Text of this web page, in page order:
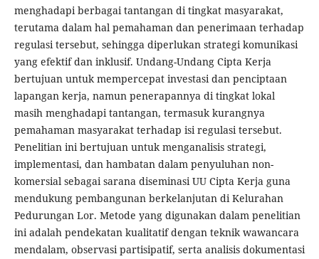
menghadapi berbagai tantangan di tingkat masyarakat,
terutama dalam hal pemahaman dan penerimaan terhadap
regulasi tersebut, sehingga diperlukan strategi komunikasi
yang efektif dan inklusif. Undang-Undang Cipta Kerja
bertujuan untuk mempercepat investasi dan penciptaan
lapangan kerja, namun penerapannya di tingkat lokal
masih menghadapi tantangan, termasuk kurangnya
pemahaman masyarakat terhadap isi regulasi tersebut.
Penelitian ini bertujuan untuk menganalisis strategi,
implementasi, dan hambatan dalam penyuluhan non-
komersial sebagai sarana diseminasi UU Cipta Kerja guna
mendukung pembangunan berkelanjutan di Kelurahan
Pedurungan Lor. Metode yang digunakan dalam penelitian
ini adalah pendekatan kualitatif dengan teknik wawancara
mendalam, observasi partisipatif, serta analisis dokumentasi